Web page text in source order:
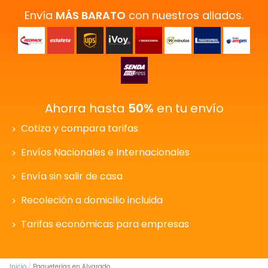
Envía MÁS BARATO con nuestros aliados.
Ahorra hasta 50% en tu envío
Cotiza y compara tarifas
Envíos Nacionales e Internacionales
Envía sin salir de casa
Recoleción a domicilio incluida
Tarifas económicas para empresas